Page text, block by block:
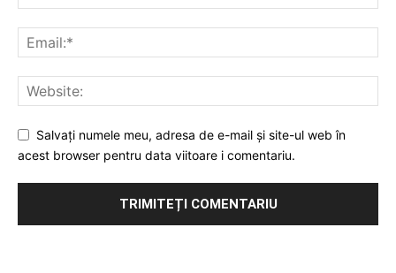
Salvați numele meu, adresa de e-mail și site-ul web în
acest browser pentru data viitoare i comentariu.